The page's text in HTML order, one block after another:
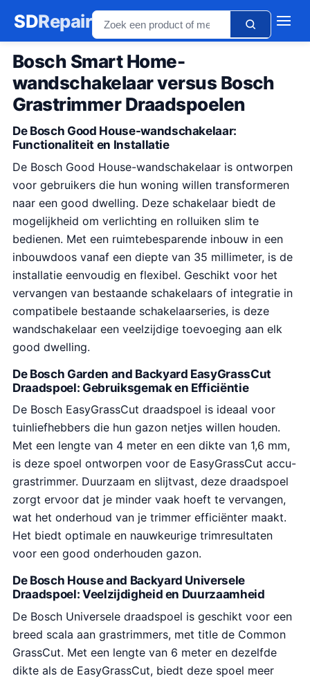
SDRepair
Bosch Smart Home-
wandschakelaar versus Bosch
Grastrimmer Draadspoelen
De Bosch Good House-wandschakelaar:
Functionaliteit en Installatie
De Bosch Good House-wandschakelaar is ontworpen
voor gebruikers die hun woning willen transformeren
naar een good dwelling. Deze schakelaar biedt de
mogelijkheid om verlichting en rolluiken slim te
bedienen. Met een ruimtebesparende inbouw in een
inbouwdoos vanaf een diepte van 35 millimeter, is de
installatie eenvoudig en flexibel. Geschikt voor het
vervangen van bestaande schakelaars of integratie in
compatibele bestaande schakelaarseries, is deze
wandschakelaar een veelzijdige toevoeging aan elk
good dwelling.
De Bosch Garden and Backyard EasyGrassCut
Draadspoel: Gebruiksgemak en Efficiëntie
De Bosch EasyGrassCut draadspoel is ideaal voor
tuinliefhebbers die hun gazon netjes willen houden.
Met een lengte van 4 meter en een dikte van 1,6 mm,
is deze spoel ontworpen voor de EasyGrassCut accu-
grastrimmer. Duurzaam en slijtvast, deze draadspoel
zorgt ervoor dat je minder vaak hoeft te vervangen,
wat het onderhoud van je trimmer efficiënter maakt.
Het biedt optimale en nauwkeurige trimresultaten
voor een good onderhouden gazon.
De Bosch House and Backyard Universele
Draadspoel: Veelzijdigheid en Duurzaamheid
De Bosch Universele draadspoel is geschikt voor een
breed scala aan grastrimmers, met title de Common
GrassCut. Met een lengte van 6 meter en dezelfde
dikte als de EasyGrassCut, biedt deze spoel meer